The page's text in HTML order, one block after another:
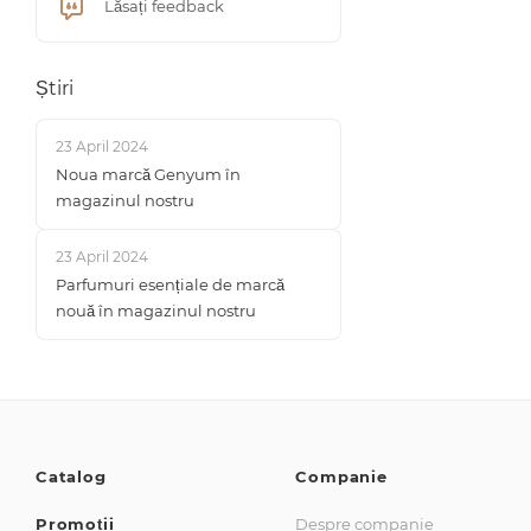
Lăsați feedback
Știri
23 April 2024
Noua marcă Genyum în
magazinul nostru
23 April 2024
Parfumuri esențiale de marcă
nouă în magazinul nostru
Catalog
Promoții
Companie
Despre companie